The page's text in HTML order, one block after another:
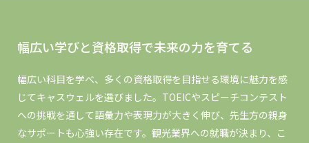
幅広い学びと資格取得で未来の力を育てる
幅広い科目を学べ、多くの資格取得を目指せる環境に魅力を感
じてキャスウェルを選びました。TOEICやスピーチコンテスト
への挑戦を通して語彙力や表現力が大きく伸び、先生方の親身
なサポートも心強い存在です。観光業界への就職が決まり、こ